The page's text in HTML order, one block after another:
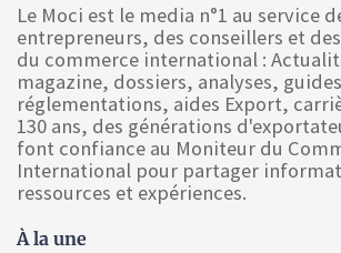
Le Moci est le media n°1 au service
entrepreneurs, des conseillers et
du commerce international :
magazine, dossiers, analyses,
réglementations, aides Export,
130 ans, des générations
font confiance au Moniteur du
International pour partager
ressources et expériences.
À la une